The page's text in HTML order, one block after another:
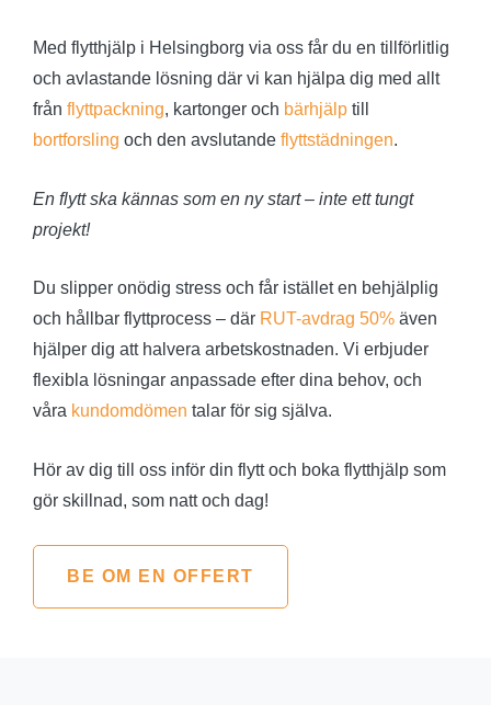
Med flytthjälp i Helsingborg via oss får du en tillförlitlig
och avlastande lösning där vi kan hjälpa dig med allt
från flyttpackning, kartonger och bärhjälp till
bortforsling och den avslutande flyttstädningen.
En flytt ska kännas som en ny start – inte ett tungt
projekt!
Du slipper onödig stress och får istället en behjälplig
och hållbar flyttprocess – där RUT-avdrag 50% även
hjälper dig att halvera arbetskostnaden. Vi erbjuder
flexibla lösningar anpassade efter dina behov, och
våra kundomdömen talar för sig själva.
Hör av dig till oss inför din flytt och boka flytthjälp som
gör skillnad, som natt och dag!
BE OM EN OFFERT